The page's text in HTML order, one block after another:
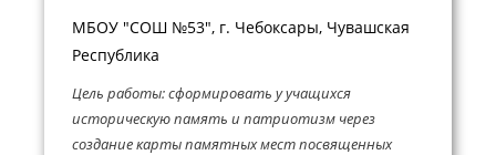
МБОУ "СОШ №53", г. Чебоксары, Чувашская
Республика
Цель работы: сформировать у учащихся
историческую память и патриотизм через
создание карты памятных мест посвященных